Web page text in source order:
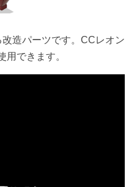
造パーツです。CCレオン
用できます。